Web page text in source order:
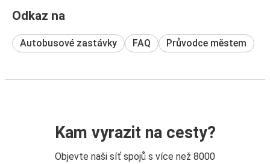
Odkaz na
Autobusové zastávky FAQ Průvodce městem
Kam vyrazit na cesty?
Objevte naši síť spojů s více než 8000